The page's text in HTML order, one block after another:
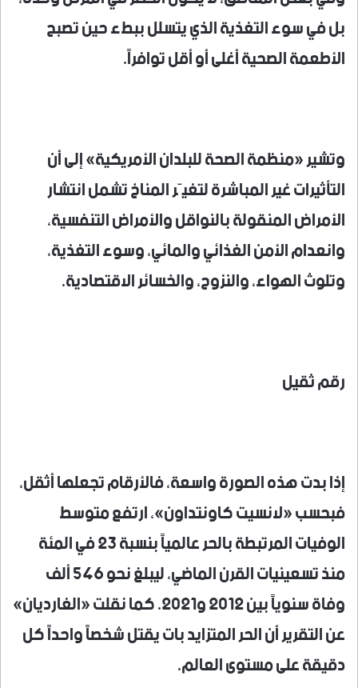
بل في سوء التغذية الذي يتسلل ببطء حين تصبح
الأطعمة الصحية أغلى أو أقل توافراً.
وتشير «منظمة الصحة للبلدان الأمريكية» إلى أن
التأثيرات غير المباشرة لتغيّر المناخ تشمل انتشار
الأمراض المنقولة بالنواقل والأمراض التنفسية،
وانعدام الأمن الغذائي والمائي، وسوء التغذية،
وتلوث الهواء، والنزوح، والخسائر الاقتصادية.
رقم ثقيل
إذا بدت هذه الصورة واسعة، فالأرقام تجعلها أثقل،
فبحسب «لانسيت كاونتداون»، ارتفع متوسط
الوفيات المرتبطة بالحر عالمياً بنسبة 23 في المئة
منذ تسعينيات القرن الماضي، ليبلغ نحو 546 ألف
وفاة سنوياً بين 2012 و2021. كما نقلت «الغارديان»
عن التقرير أن الحر المتزايد بات يقتل شخصاً واحداً كل
دقيقة على مستوى العالم.